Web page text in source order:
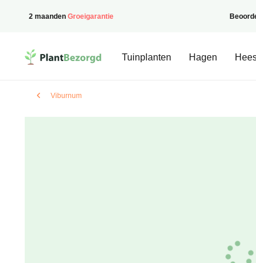
2 maanden Groeigarantie
PlantBezorgd
Tuinplanten Hagen
Viburnum